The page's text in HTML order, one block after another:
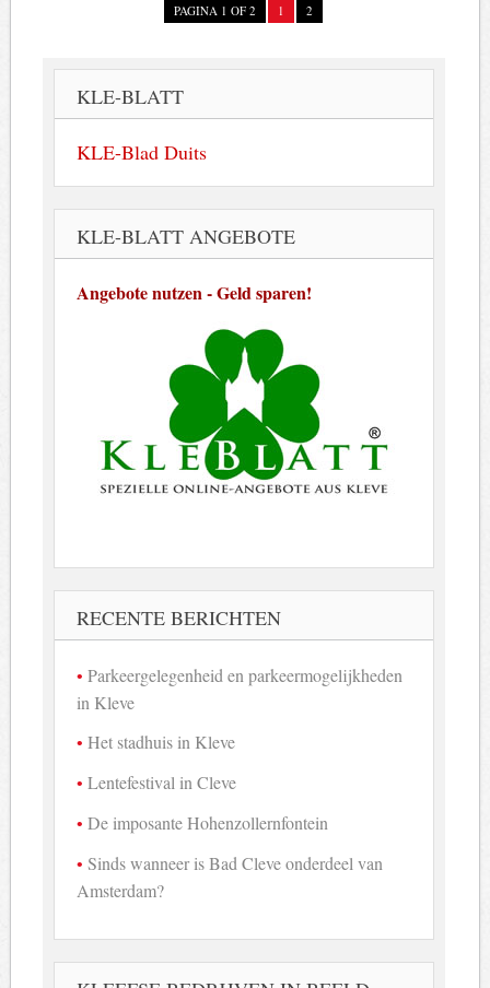
PAGINA 1 OF 2 1 2
KLE-BLATT
KLE-Blad Duits
KLE-BLATT ANGEBOTE
Angebote nutzen - Geld sparen!
RECENTE BERICHTEN
Parkeergelegenheid en parkeermogelijkheden
in Kleve
Het stadhuis in Kleve
Lentefestival in Cleve
De imposante Hohenzollernfontein
Sinds wanneer is Bad Cleve onderdeel van
Amsterdam?